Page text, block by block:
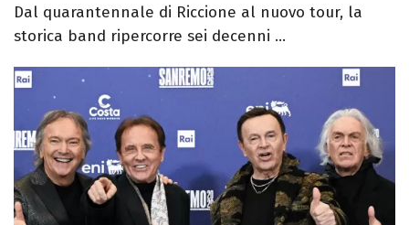
Dal quarantennale di Riccione al nuovo tour, la
storica band ripercorre sei decenni ...